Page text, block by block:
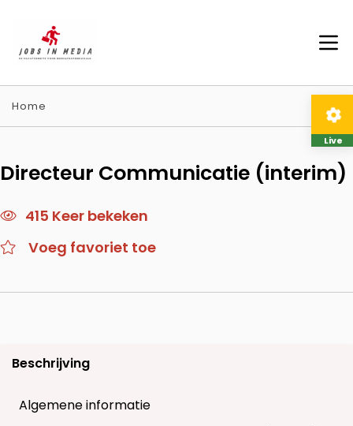
Home
Directeur Communicatie (interim)
415 Keer bekeken
Voeg favoriet toe
Beschrijving
Algemene informatie
Live